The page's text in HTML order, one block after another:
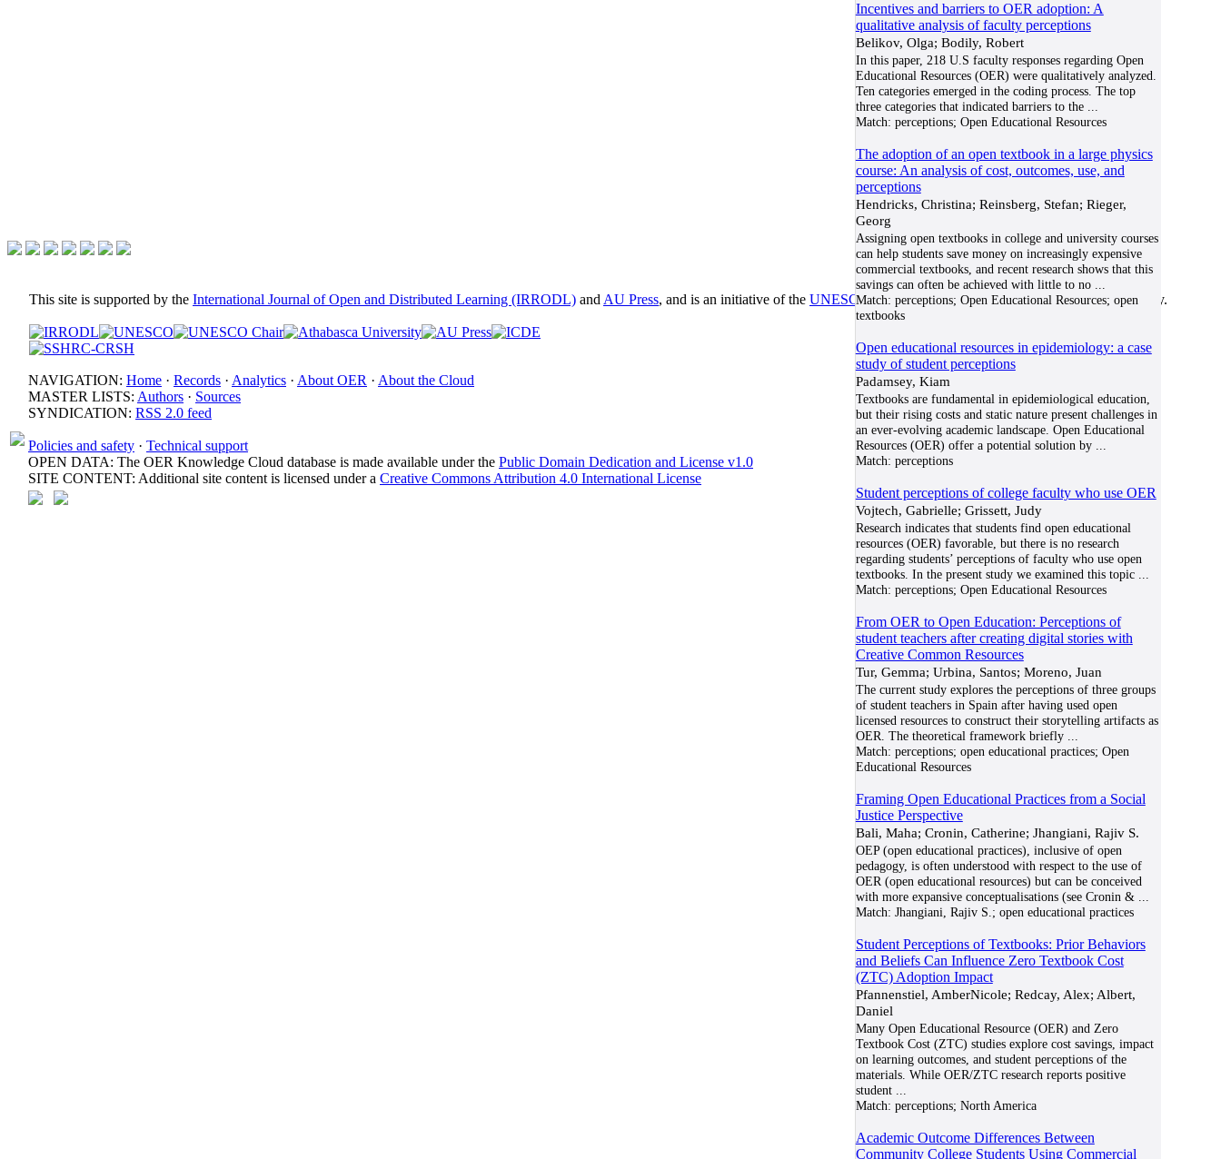
Incentives and barriers to OER adoption: A
qualitative analysis of faculty perceptions
Belikov, Olga; Bodily, Robert
In this paper, 218 U.S faculty responses regarding Open
Educational Resources (OER) were qualitatively analyzed.
Ten categories emerged in the coding process. The top
three categories that indicated barriers to the...
Match: perceptions; Open Educational Resources
The adoption of an open textbook in a large physics
course: An analysis of cost, outcomes, use, and
perceptions
Hendricks, Christina; Reinsberg, Stefan; Rieger,
Georg
Assigning open textbooks in college and university courses
can help students save money on increasingly expensive
commercial textbooks, and recent research shows that this
savings can often be achieved with little to no...
Match: perceptions; Open Educational Resources; open
textbooks
Open educational resources in epidemiology: a case
study of student perceptions
Padamsey, Kiam
Textbooks are fundamental in epidemiological education,
but their rising costs and static nature present challenges in
an ever-evolving academic landscape. Open Educational
Resources (OER) offer a potential solution by...
Match: perceptions
Student perceptions of college faculty who use OER
Vojtech, Gabrielle; Grissett, Judy
Research indicates that students find open educational
resources (OER) favorable, but there is no research
regarding students’ perceptions of faculty who use open
textbooks. In the present study we examined this topic...
Match: perceptions; Open Educational Resources
From OER to Open Education: Perceptions of
student teachers after creating digital stories with
Creative Common Resources
Tur, Gemma; Urbina, Santos; Moreno, Juan
The current study explores the perceptions of three groups
of student teachers in Spain after having used open
licensed resources to construct their storytelling artifacts as
OER. The theoretical framework briefly...
Match: perceptions; open educational practices; Open
Educational Resources
Framing Open Educational Practices from a Social
Justice Perspective
Bali, Maha; Cronin, Catherine; Jhangiani, Rajiv S.
OEP (open educational practices), inclusive of open
pedagogy, is often understood with respect to the use of
OER (open educational resources) but can be conceived
with more expansive conceptualisations (see Cronin &
Match: Jhangiani, Rajiv S.; open educational practices
Student Perceptions of Textbooks: Prior Behaviors
and Beliefs Can Influence Zero Textbook Cost
(ZTC) Adoption Impact
Pfannenstiel, AmberNicole; Redcay, Alex; Albert,
Daniel
Many Open Educational Resource (OER) and Zero
Textbook Cost (ZTC) studies explore cost savings, impact
on learning outcomes, and student perceptions of the
materials. While OER/ZTC research reports positive
student...
Match: perceptions; North America
Academic Outcome Differences Between
Community College Students Using Commercial
This site is supported by the International Journal of Open and Distributed Learning (IRRODL) and AU Press, and is an initiative of the UNESCO/COL/ICDE Chair in OERat Athabasca University.
NAVIGATION: Home · Records · Analytics · About OER · About the Cloud
MASTER LISTS: Authors · Sources
SYNDICATION: RSS 2.0 feed
Policies and safety · Technical support
OPEN DATA: The OER Knowledge Cloud database is made available under the Public Domain Dedication and License v1.0
SITE CONTENT: Additional site content is licensed under a Creative Commons Attribution 4.0 International License